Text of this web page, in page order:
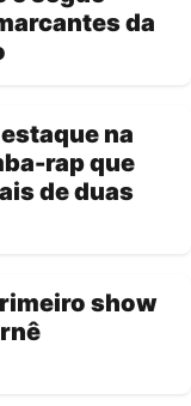
da
na
rap que
de duas
show